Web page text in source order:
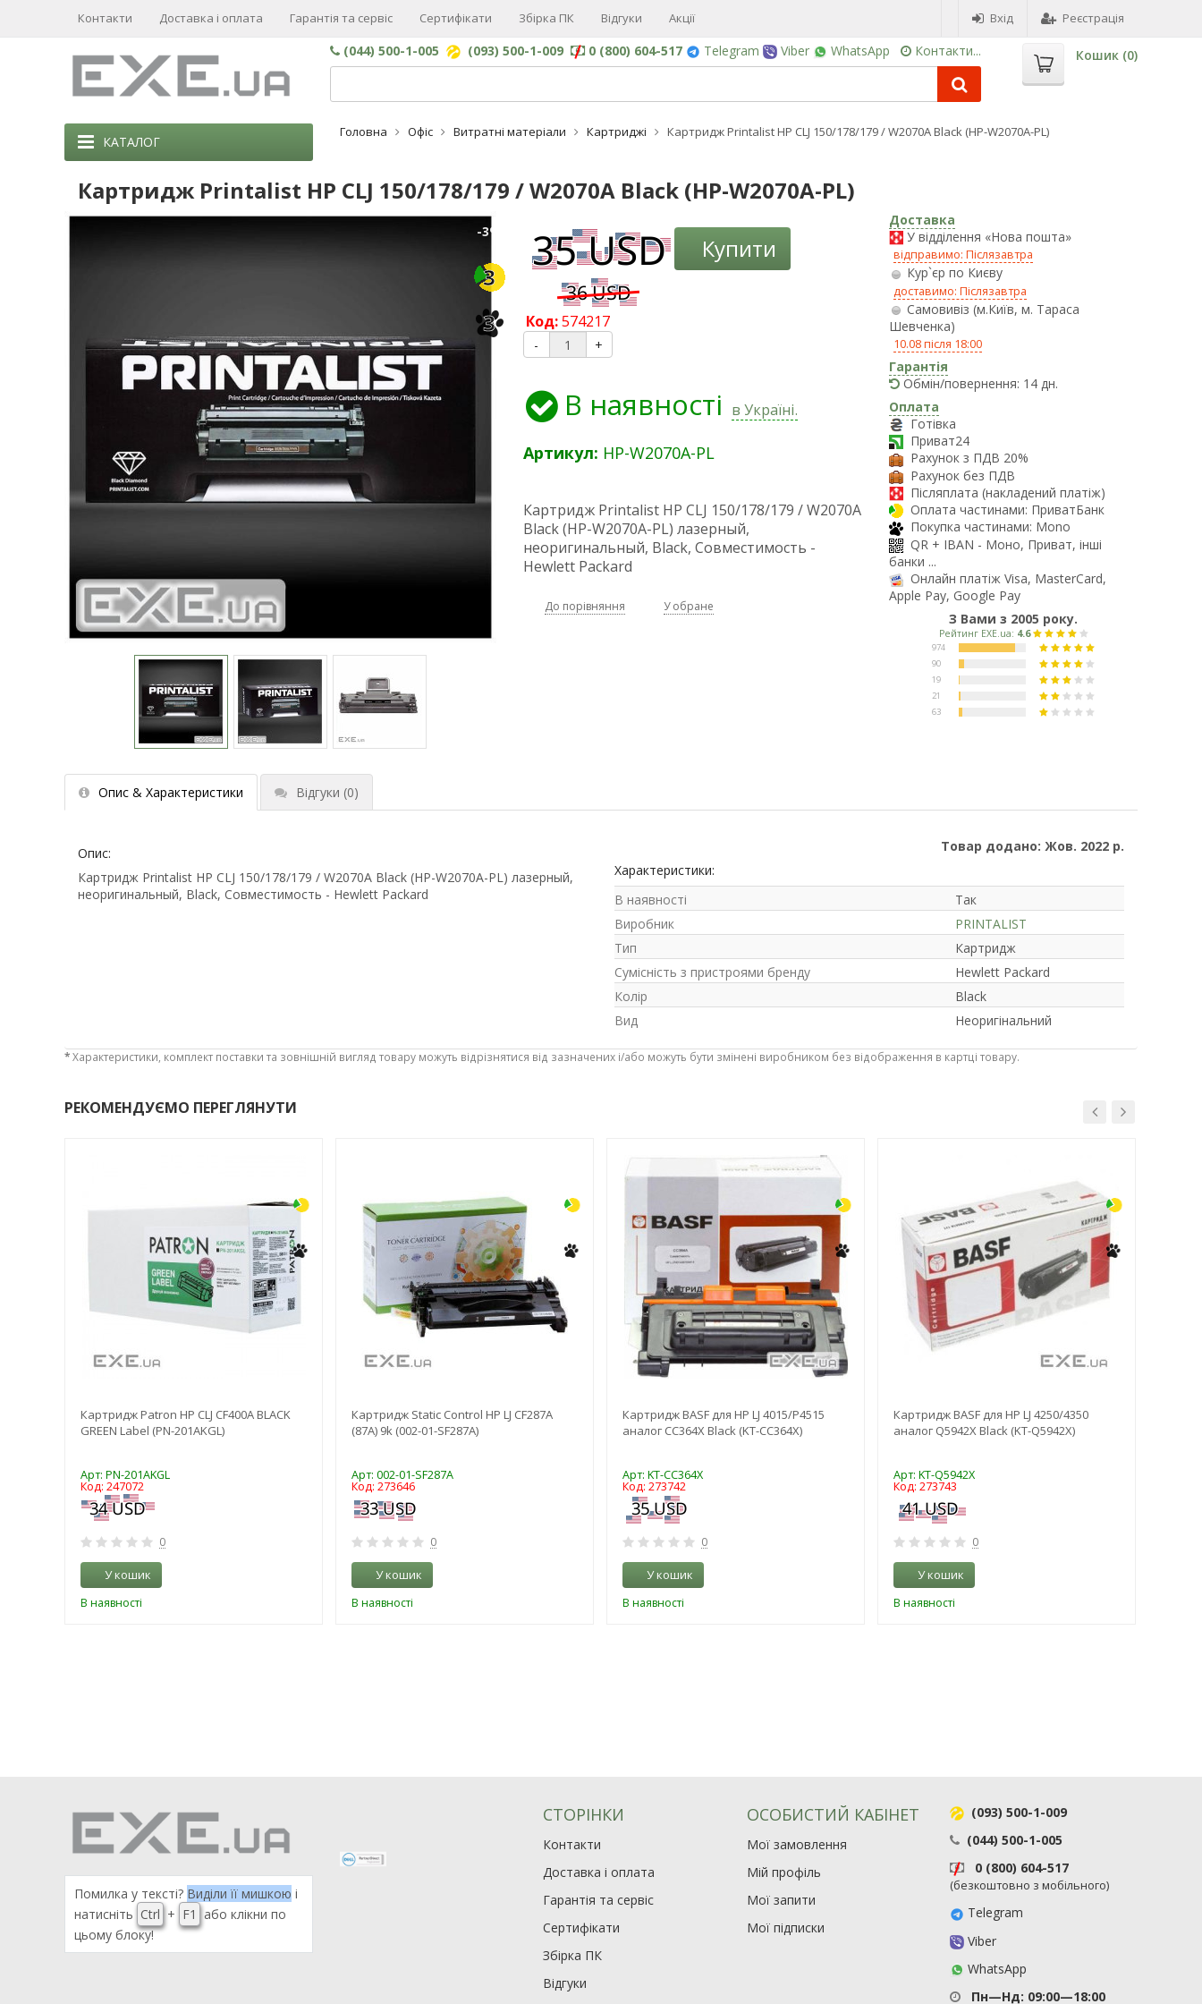
Контакти Доставка і оплата Гарантія та сервіс Сертифікати Збірка ПК Відгуки Акції Вхід Реєстрація
(044) 500-1-005 (093) 500-1-009 0 (800) 604-517 Telegram Viber WhatsApp Контакти... Кошик (0)
Головна Офіс Витратні матеріали Картриджі Картридж Printalist HP CLJ 150/178/179 / W2070A Black (HP-W2070A-PL)
Картридж Printalist HP CLJ 150/178/179 / W2070A Black (HP-W2070A-PL)
-3%
3
3
Купити
Код:574217
- +
В наявності в Україні.
Артикул: HP-W2070A-PL
Картридж Printalist HP CLJ 150/178/179 / W2070A
Black (HP-W2070A-PL) лазерный,
неоригинальный, Black, Совместимость -
Hewlett Packard
До порівняння У обране
Доставка
У відділення «Нова пошта»
відправимо: Післязавтра
Кур`єр по Києву
доставимо: Післязавтра
Самовивіз (м.Київ, м. Тараса
Шевченка)
10.08 після 18:00
Гарантія
Обмін/повернення: 14 дн.
Оплата
Готівка
Приват24
Рахунок з ПДВ 20%
Рахунок без ПДВ
Післяплата (накладений платіж)
Оплата частинами: ПриватБанк
Покупка частинами: Mono
QR + IBAN - Моно, Приват, інші
банки ...
Онлайн платіж Visa, MasterCard,
Apple Pay, Google Pay
З Вами з 2005 року.
Опис & Характеристики Відгуки (0)
Опис:
Картридж Printalist HP CLJ 150/178/179 / W2070A Black (HP-W2070A-PL) лазерный,
неоригинальный, Black, Совместимость - Hewlett Packard
Товар додано: Жов. 2022 р.
Характеристики:
В наявності
Так
Виробник
PRINTALIST
Тип
Картридж
Сумісність з пристроями бренду
Hewlett Packard
Колір
Black
Вид
Неоригінальний
*Характеристики, комплект поставки та зовнішній вигляд товару можуть відрізнятися від зазначених і/або можуть бути змінені виробником без відображення в картці товару.
РЕКОМЕНДУЄМО ПЕРЕГЛЯНУТИ
Картридж Patron HP CLJ CF400A BLACK
GREEN Label (PN-201AKGL)
Арт: PN-201AKGL
Код: 247072
0
У кошик
В наявності
Картридж Static Control HP LJ CF287A
(87A) 9k (002-01-SF287A)
Арт: 002-01-SF287A
Код: 273646
0
У кошик
В наявності
Картридж BASF для HP LJ 4015/P4515
аналог CC364X Black (KT-CC364X)
Арт: KT-CC364X
Код: 273742
0
У кошик
В наявності
Картридж BASF для HP LJ 4250/4350
аналог Q5942X Black (KT-Q5942X)
Арт: KT-Q5942X
Код: 273743
0
У кошик
В наявності
КАТАЛОГ
Помилка у тексті? Виділи її мишкою і
натисніть Ctrl + F1
або клікни по
цьому блоку!
СТОРІНКИ
Контакти
Доставка і оплата
Гарантія та сервіс
Сертифікати
Збірка ПК
Відгуки
ОСОБИСТИЙ КАБІНЕТ
Мої замовлення
Мій профіль
Мої запити
Мої підписки
(093) 500-1-009
(044) 500-1-005
0 (800) 604-517
(безкоштовно з мобільного)
Telegram
Viber
WhatsApp
Пн—Нд: 09:00—18:00